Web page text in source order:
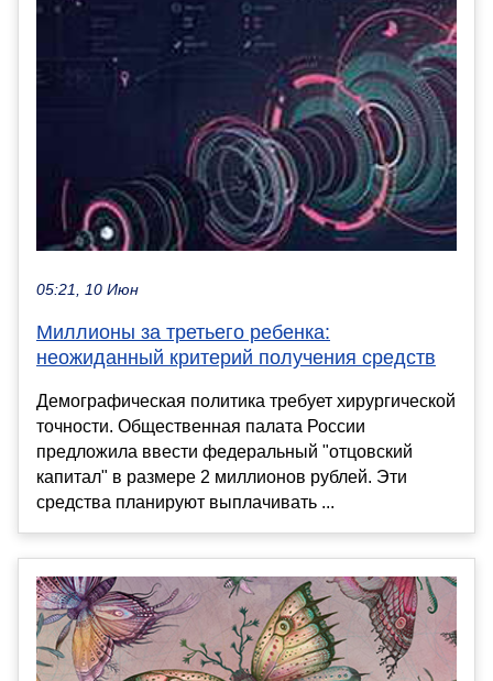
05:21, 10 Июн
Миллионы за третьего ребенка:
неожиданный критерий получения средств
Демографическая политика требует хирургической
точности. Общественная палата России
предложила ввести федеральный "отцовский
капитал" в размере 2 миллионов рублей. Эти
средства планируют выплачивать ...